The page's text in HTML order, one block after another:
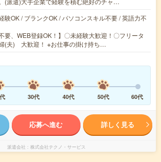
験OK / ブランクOK / パソコンスキル不要 / 英語力不
要、WEB登録OK！】〇未経験大歓迎！〇フリータ
(夫) 大歓迎！ ※お仕事の掛け持ち…
30代 40代 50代 60代
応募へ進む 詳しく見る
派遣会社 株式会社テクノ・サービス